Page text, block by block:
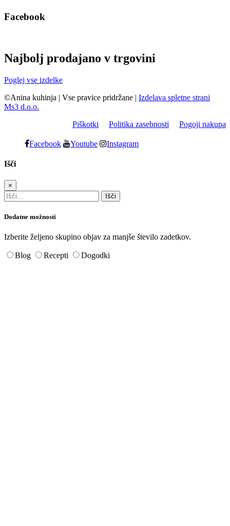
Facebook
Najbolj prodajano v trgovini
Poglej vse izdelke
©Anina kuhinja | Vse pravice pridržane | Izdelava spletne strani
Ms3 d.o.o.
Piškotki
Politika zasebnosti Pogoji nakupa
Facebook Youtube Instagram
Išči
×
Dodatne možnosti
Izberite željeno skupino objav za manjše število zadetkov.
Blog Recepti Dogodki